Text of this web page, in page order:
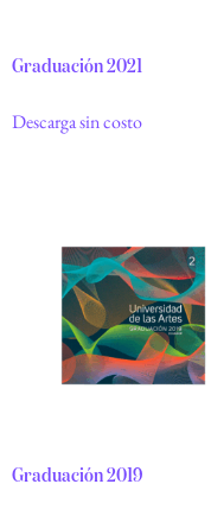
Graduación 2021
Descarga sin costo
Graduación 2019